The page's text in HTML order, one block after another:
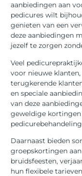
aanbiedingen aan
pedicures wilt
genieten van een
deze aanbiedingen
jezelf te zorgen
Veel
voor nieuwe
terugkerende
en speciale
van deze
geweldige
Daarnaast bieden
groepskortingen
bruidsfeesten,
hun flexibele